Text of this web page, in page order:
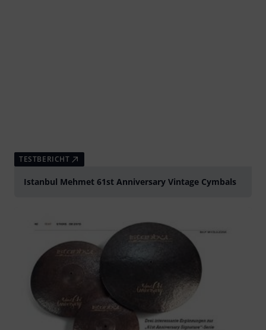
TESTBERICHT
Istanbul Mehmet 61st Anniversary Vintage Cymbals